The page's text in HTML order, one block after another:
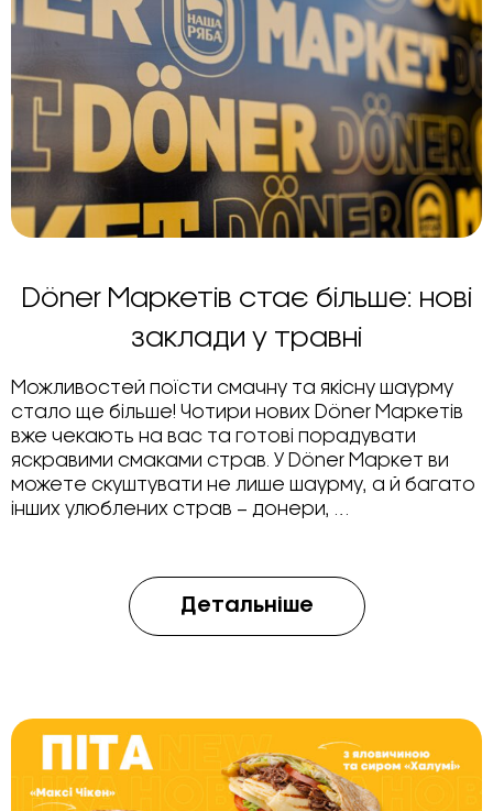
Döner Маркетів стає більше: нові
заклади у травні
Можливостей поїсти смачну та якісну шаурму
стало ще більше! Чотири нових Döner Маркетів
вже чекають на вас та готові порадувати
яскравими смаками страв. У Döner Маркет ви
можете скуштувати не лише шаурму, а й багато
інших улюблених страв – донери, …
Детальніше